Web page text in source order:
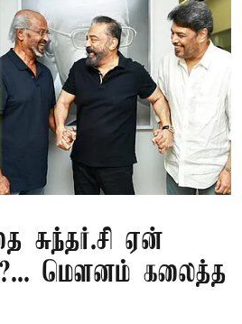
சுந்தர்.சி ஏன்
மௌனம் கலைத்த